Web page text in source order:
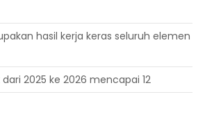
hasil kerja keras seluruh elemen
2025 ke 2026 mencapai 12